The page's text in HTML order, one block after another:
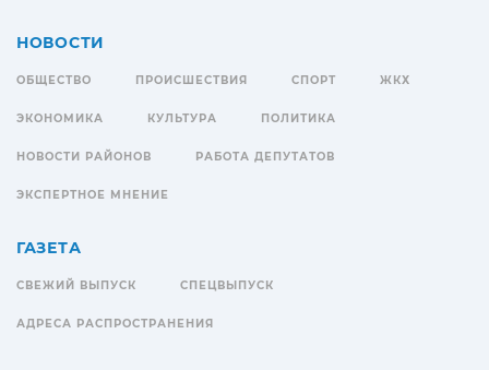
НОВОСТИ
ОБЩЕСТВО ПРОИСШЕСТВИЯ СПОРТ ЖКХ
ЭКОНОМИКА КУЛЬТУРА ПОЛИТИКА
НОВОСТИ РАЙОНОВ РАБОТА ДЕПУТАТОВ
ЭКСПЕРТНОЕ МНЕНИЕ
ГАЗЕТА
СВЕЖИЙ ВЫПУСК СПЕЦВЫПУСК
АДРЕСА РАСПРОСТРАНЕНИЯ